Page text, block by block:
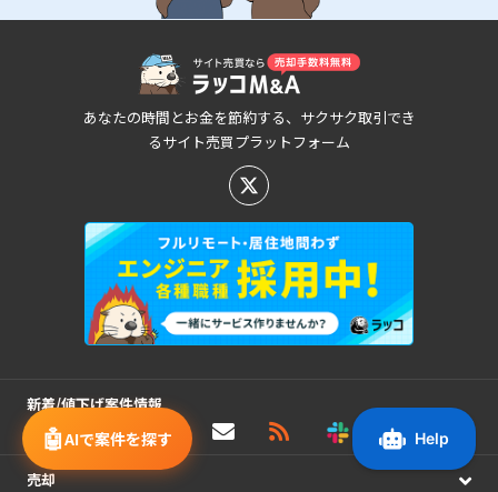
🤖AIで案件を探す
あなたの時間とお金を節約する、サクサク取引でき
るサイト売買プラットフォーム
新着/値下げ案件情報
売却